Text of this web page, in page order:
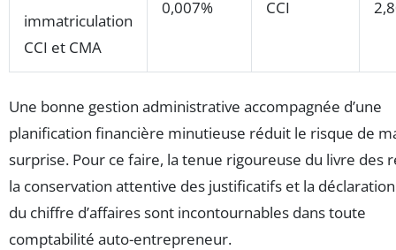
immatriculation
CCI et CMA
0,007% CCI
Une bonne gestion administrative accompagnée d’une
planification financière minutieuse réduit le risque de
surprise. Pour ce faire, la tenue rigoureuse du livre des
la conservation attentive des justificatifs et la
du chiffre d’affaires sont incontournables dans toute
comptabilité auto-entrepreneur.